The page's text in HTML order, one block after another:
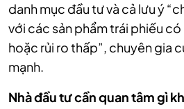
danh mục đầu tư và cả lưu ý
với các sản phẩm trái phiếu
hoặc rủi ro thấp”, chuyên gia
mạnh.
Nhà đầu tư cần quan tâm gì